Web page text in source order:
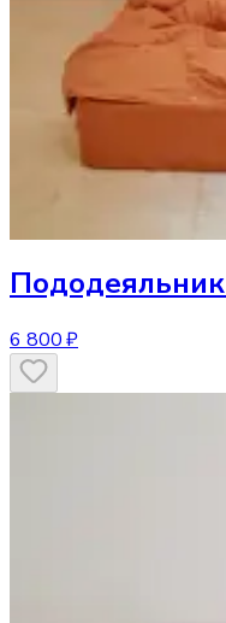
Пододеяльник
6 800 ₽